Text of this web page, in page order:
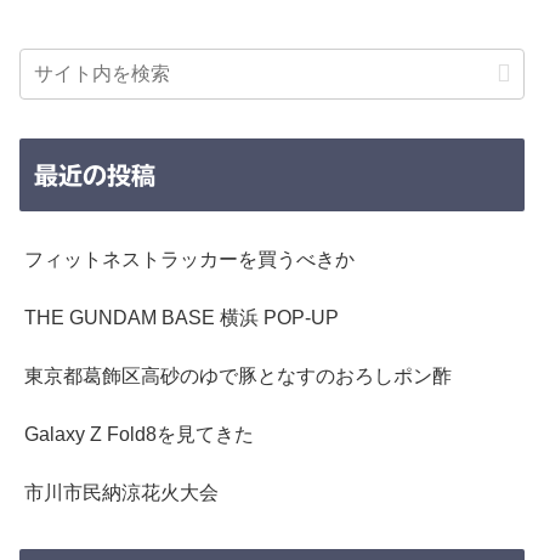
最近の投稿
フィットネストラッカーを買うべきか
THE GUNDAM BASE 横浜 POP-UP
東京都葛飾区高砂のゆで豚となすのおろしポン酢
Galaxy Z Fold8を見てきた
市川市民納涼花火大会